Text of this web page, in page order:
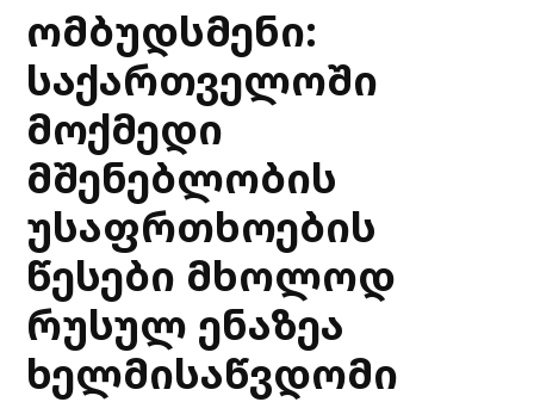
ომბუდსმენი:
საქართველოში
მოქმედი
მშენებლობის
უსაფრთხოების
წესები მხოლოდ
რუსულ ენაზეა
ხელმისაწვდომი